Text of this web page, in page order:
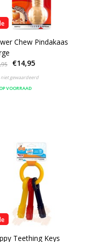
Chew Pindakaas
€14,95
niet gewaardeerd
OP VOORRAAD
Teething Keys